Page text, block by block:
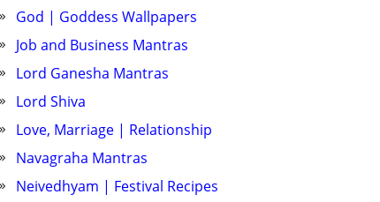
God | Goddess Wallpapers
Job and Business Mantras
Lord Ganesha Mantras
Lord Shiva
Love, Marriage | Relationship
Navagraha Mantras
Neivedhyam | Festival Recipes